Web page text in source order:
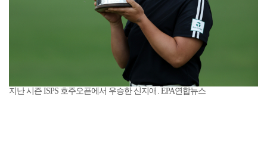
지난 시즌 ISPS 호주오픈에서 우승한 신지애. EPA연합뉴스